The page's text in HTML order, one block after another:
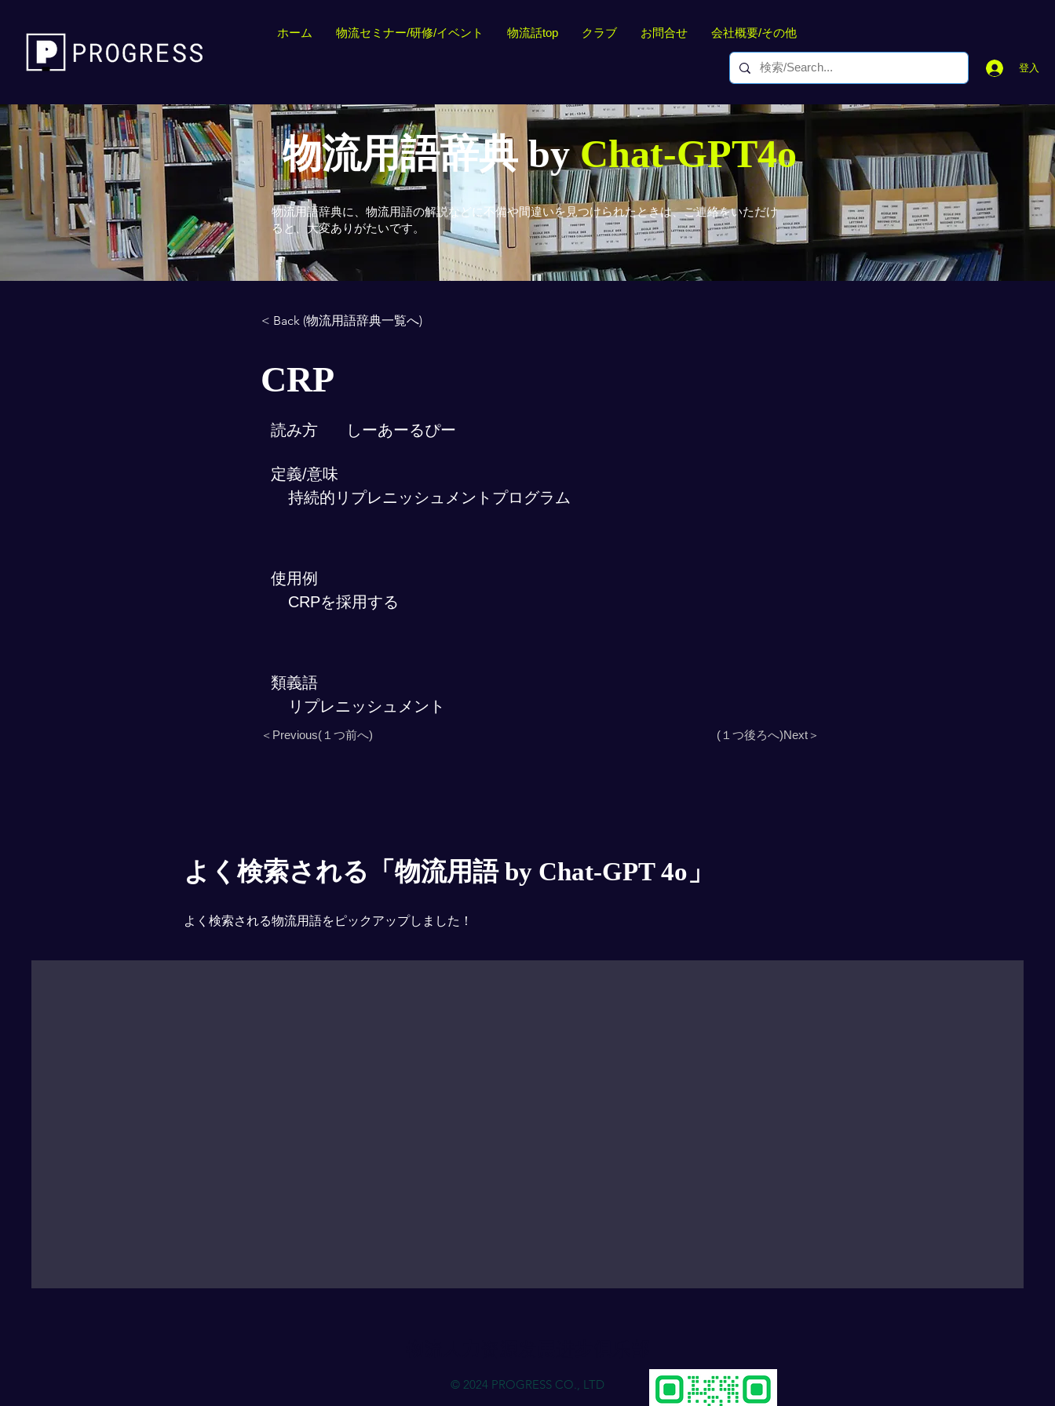
ホーム 物流セミナー/研修/イベント 物流話top クラブ お問合せ 会社概要/その他
登入
物流用語辞典 byChat-GPT4o
物流用語辞典に、物流用語の解説などに不備や間違いを見つけられたときは、ご連絡をいただけ
ると、大変ありがたいです。
< Back (物流用語辞典一覧へ)
CRP
読み方 しーあーるぴー
定義/意味
持続的リプレニッシュメントプログラム
使用例
CRPを採用する
類義語
リプレニッシュメント
＜Previous(１つ前へ) (１つ後ろへ)Next＞
よく検索される「物流用語 by Chat-GPT 4o」
よく検索される物流用語をピックアップしました！
© 2024 PROGRESS CO., LTD